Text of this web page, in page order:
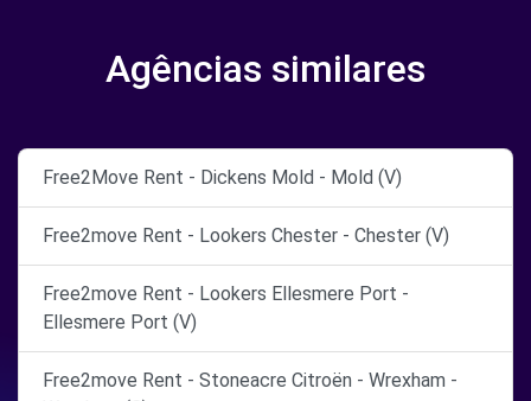
Agências similares
Free2Move Rent - Dickens Mold - Mold (V)
Free2move Rent - Lookers Chester - Chester (V)
Free2move Rent - Lookers Ellesmere Port -
Ellesmere Port (V)
Free2move Rent - Stoneacre Citroën - Wrexham -